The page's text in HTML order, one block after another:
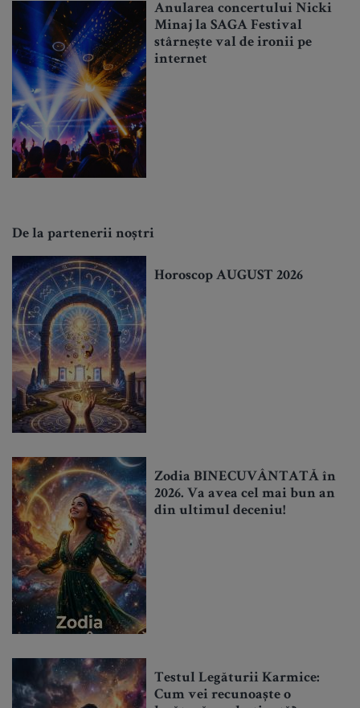
Anularea concertului Nicki
Minaj la SAGA Festival
stârnește val de ironii pe
internet
De la partenerii noștri
Horoscop AUGUST 2026
Zodia BINECUVÂNTATĂ în
2026. Va avea cel mai bun an
din ultimul deceniu!
Testul Legăturii Karmice:
Cum vei recunoaște o